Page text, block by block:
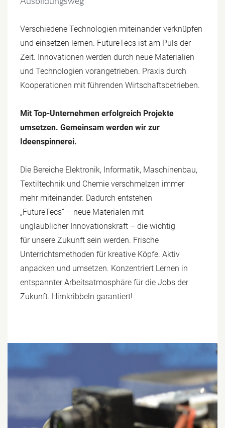
Verschiedene Technologien miteinander verknüpfen
und einsetzen lernen. FutureTecs ist am Puls der
Zeit. Innovationen werden durch neue Materialien
und Technologien vorangetrieben. Praxis durch
Kooperationen mit führenden Wirtschaftsbetrieben.
Mit Top-Unternehmen erfolgreich Projekte
umsetzen. Gemeinsam werden wir zur
Ideenspinnerei.
Die Bereiche Elektronik, Informatik, Maschinenbau,
Textiltechnik und Chemie verschmelzen immer
mehr miteinander. Dadurch entstehen
„FutureTecs“ – neue Materialen mit
unglaublicher Innovationskraft – die wichtig
für unsere Zukunft sein werden. Frische
Unterrichtsmethoden für kreative Köpfe. Aktiv
anpacken und umsetzen. Konzentriert Lernen in
entspannter Arbeitsatmosphäre für die Jobs der
Zukunft. Hirnkribbeln garantiert!